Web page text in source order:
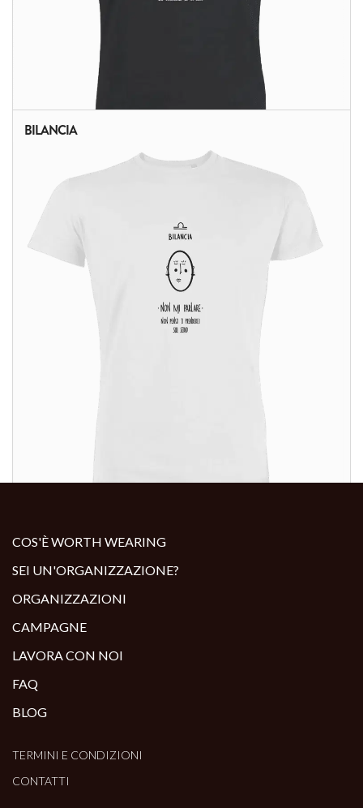
ALTRI PRODOTTI:
BILANCIA
COS'È WORTH WEARING
SEI UN'ORGANIZZAZIONE?
ORGANIZZAZIONI
CAMPAGNE
LAVORA CON NOI
FAQ
BLOG
TERMINI E CONDIZIONI
CONTATTI